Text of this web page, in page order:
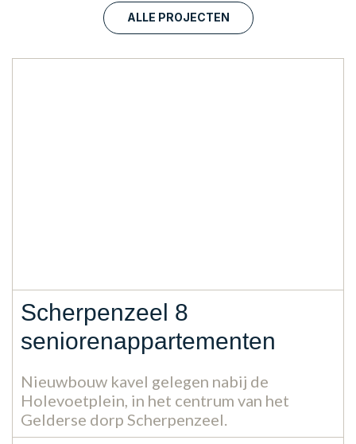
ALLE PROJECTEN
Scherpenzeel 8
seniorenappartementen
Nieuwbouw kavel gelegen nabij de
Holevoetplein, in het centrum van het
Gelderse dorp Scherpenzeel.